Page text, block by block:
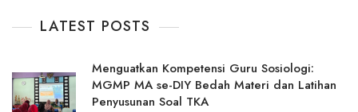
LATEST POSTS
Menguatkan Kompetensi Guru Sosiologi:
MGMP MA se-DIY Bedah Materi dan Latihan
Penyusunan Soal TKA